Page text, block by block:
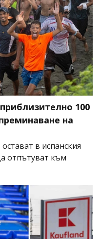
100
на
в испанския
отпътуват към